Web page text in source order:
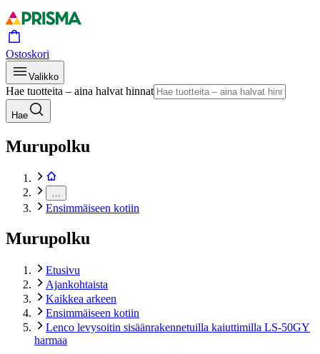
Ostoskori
Valikko
Hae tuotteita – aina halvat hinnat
Hae
Murupolku
Ensimmäiseen kotiin
Murupolku
Etusivu
Ajankohtaista
Kaikkea arkeen
Ensimmäiseen kotiin
Lenco levysoitin sisäänrakennetuilla kaiuttimilla LS-50GY
harmaa